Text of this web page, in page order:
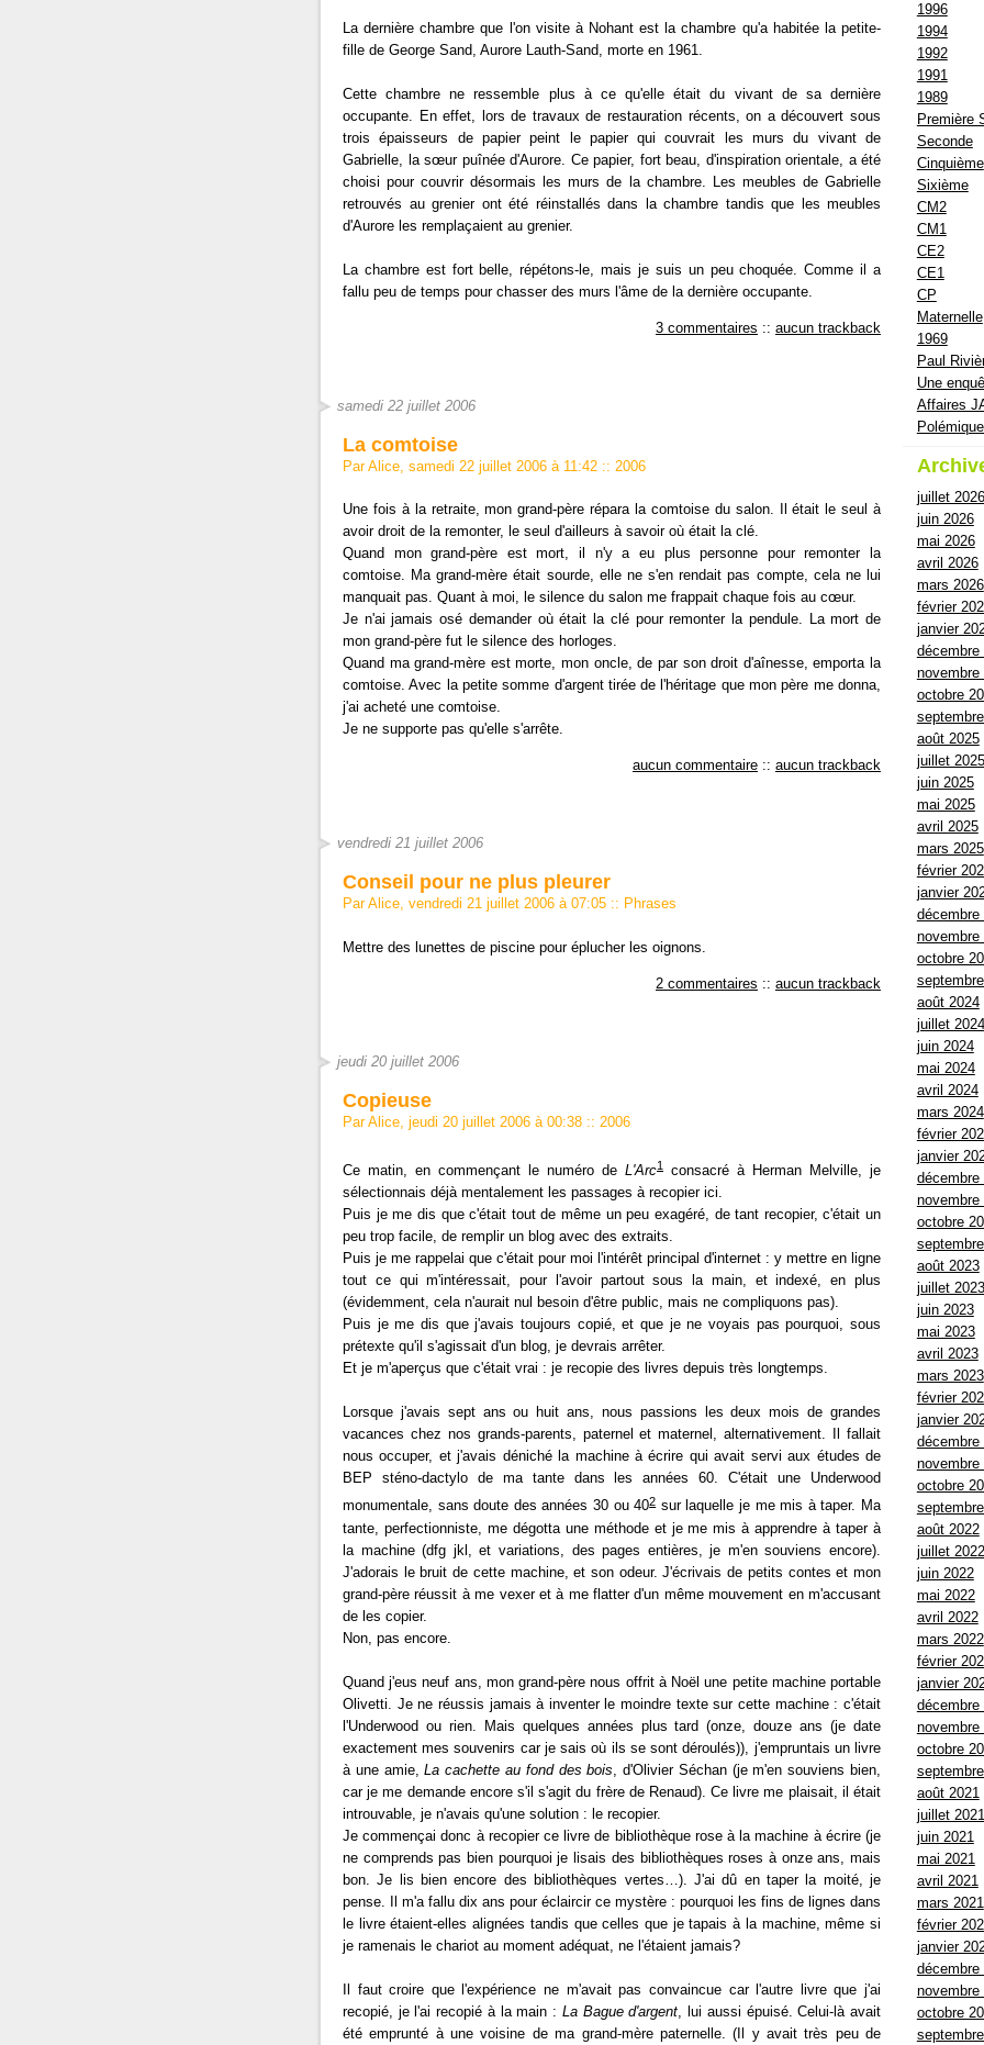
La dernière chambre que l'on visite à Nohant est la chambre qu'a habitée la petite-
fille de George Sand, Aurore Lauth-Sand, morte en 1961.
Cette chambre ne ressemble plus à ce qu'elle était du vivant de sa dernière
occupante. En effet, lors de travaux de restauration récents, on a découvert sous
trois épaisseurs de papier peint le papier qui couvrait les murs du vivant de
Gabrielle, la sœur puînée d'Aurore. Ce papier, fort beau, d'inspiration orientale, a été
choisi pour couvrir désormais les murs de la chambre. Les meubles de Gabrielle
retrouvés au grenier ont été réinstallés dans la chambre tandis que les meubles
d'Aurore les remplaçaient au grenier.
La chambre est fort belle, répétons-le, mais je suis un peu choquée. Comme il a
fallu peu de temps pour chasser des murs l'âme de la dernière occupante.
3 commentaires :: aucun trackback
samedi 22 juillet 2006
La comtoise
Par Alice, samedi 22 juillet 2006 à 11:42 :: 2006
Une fois à la retraite, mon grand-père répara la comtoise du salon. Il était le seul à
avoir droit de la remonter, le seul d'ailleurs à savoir où était la clé.
Quand mon grand-père est mort, il n'y a eu plus personne pour remonter la
comtoise. Ma grand-mère était sourde, elle ne s'en rendait pas compte, cela ne lui
manquait pas. Quant à moi, le silence du salon me frappait chaque fois au cœur.
Je n'ai jamais osé demander où était la clé pour remonter la pendule. La mort de
mon grand-père fut le silence des horloges.
Quand ma grand-mère est morte, mon oncle, de par son droit d'aînesse, emporta la
comtoise. Avec la petite somme d'argent tirée de l'héritage que mon père me donna,
j'ai acheté une comtoise.
Je ne supporte pas qu'elle s'arrête.
aucun commentaire :: aucun trackback
vendredi 21 juillet 2006
Conseil pour ne plus pleurer
Par Alice, vendredi 21 juillet 2006 à 07:05 :: Phrases
Mettre des lunettes de piscine pour éplucher les oignons.
2 commentaires :: aucun trackback
jeudi 20 juillet 2006
Copieuse
Par Alice, jeudi 20 juillet 2006 à 00:38 :: 2006
Ce matin, en commençant le numéro de L'Arc1
consacré à Herman Melville, je
sélectionnais déjà mentalement les passages à recopier ici.
Puis je me dis que c'était tout de même un peu exagéré, de tant recopier, c'était un
peu trop facile, de remplir un blog avec des extraits.
Puis je me rappelai que c'était pour moi l'intérêt principal d'internet : y mettre en ligne
tout ce qui m'intéressait, pour l'avoir partout sous la main, et indexé, en plus
(évidemment, cela n'aurait nul besoin d'être public, mais ne compliquons pas).
Puis je me dis que j'avais toujours copié, et que je ne voyais pas pourquoi, sous
prétexte qu'il s'agissait d'un blog, je devrais arrêter.
Et je m'aperçus que c'était vrai : je recopie des livres depuis très longtemps.
Lorsque j'avais sept ans ou huit ans, nous passions les deux mois de grandes
vacances chez nos grands-parents, paternel et maternel, alternativement. Il fallait
nous occuper, et j'avais déniché la machine à écrire qui avait servi aux études de
BEP sténo-dactylo de ma tante dans les années 60. C'était une Underwood
monumentale, sans doute des années 30 ou 402sur laquelle je me mis à taper. Ma
tante, perfectionniste, me dégotta une méthode et je me mis à apprendre à taper à
la machine (dfg jkl, et variations, des pages entières, je m'en souviens encore).
J'adorais le bruit de cette machine, et son odeur. J'écrivais de petits contes et mon
grand-père réussit à me vexer et à me flatter d'un même mouvement en m'accusant
de les copier.
Non, pas encore.
Quand j'eus neuf ans, mon grand-père nous offrit à Noël une petite machine portable
Olivetti. Je ne réussis jamais à inventer le moindre texte sur cette machine : c'était
l'Underwood ou rien. Mais quelques années plus tard (onze, douze ans (je date
exactement mes souvenirs car je sais où ils se sont déroulés)), j'empruntais un livre
à une amie,La cachette au fond des bois , d'Olivier Séchan (je m'en souviens bien,
car je me demande encore s'il s'agit du frère de Renaud). Ce livre me plaisait, il était
introuvable, je n'avais qu'une solution : le recopier.
Je commençai donc à recopier ce livre de bibliothèque rose à la machine à écrire (je
ne comprends pas bien pourquoi je lisais des bibliothèques roses à onze ans, mais
bon. Je lis bien encore des bibliothèques vertes…). J'ai dû en taper la moité, je
pense. Il m'a fallu dix ans pour éclaircir ce mystère : pourquoi les fins de lignes dans
le livre étaient-elles alignées tandis que celles que je tapais à la machine, même si
je ramenais le chariot au moment adéquat, ne l'étaient jamais?
Il faut croire que l'expérience ne m'avait pas convaincue car l'autre livre que j'ai
recopié, je l'ai recopié à la main : La Bague d'argent , lui aussi épuisé. Celui-là avait
été emprunté à une voisine de ma grand-mère paternelle. (Il y avait très peu de
1996
1994
1992
1991
1989
Première
Seconde
Cinquième
Sixième
CM2
CM1
CE2
CE1
CP
Maternelle
1969
Paul
Une
Affaires
juillet 2026
juin 2026
mai 2026
avril 2026
mars 2026
février
janvier
décembre
novembre
octobre
août 2025
juillet 2025
juin 2025
mai 2025
avril 2025
mars 2025
février
janvier
décembre
novembre
octobre
août 2024
juillet 2024
juin 2024
mai 2024
avril 2024
mars 2024
février
janvier
décembre
novembre
octobre
août 2023
juillet 2023
juin 2023
mai 2023
avril 2023
mars 2023
février
janvier
décembre
novembre
octobre
août 2022
juillet 2022
juin 2022
mai 2022
avril 2022
mars 2022
février
janvier
décembre
novembre
octobre
août 2021
juillet 2021
juin 2021
mai 2021
avril 2021
mars 2021
février
janvier
décembre
novembre
octobre